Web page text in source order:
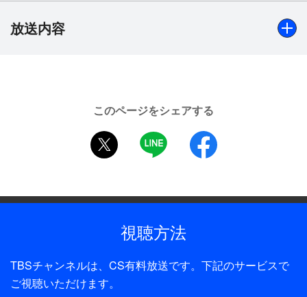
出演
プロデューサー
脇田時三
放送内容
このページをシェアする
twitter
LINE
視聴方法
TBSチャンネルは、CS有料放送です。下記のサービスで
ご視聴いただけます。